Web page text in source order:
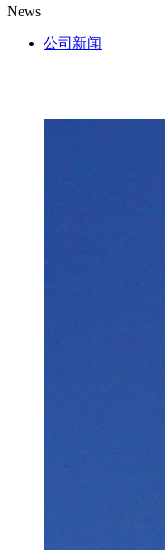
News
公司新闻